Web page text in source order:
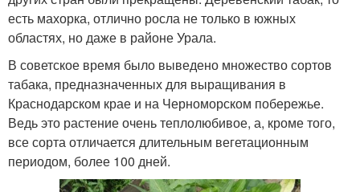
есть махорка, отлично росла не только в южных
областях, но даже в районе Урала.
В советское время было выведено множество сортов
табака, предназначенных для выращивания в
Краснодарском крае и на Черноморском побережье.
Ведь это растение очень теплолюбивое, а, кроме того,
все сорта отличается длительным вегетационным
периодом, более 100 дней.